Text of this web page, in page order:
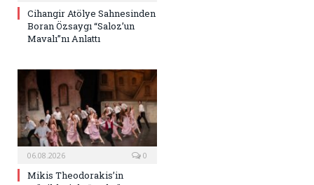
Cihangir Atölye Sahnesinden
Boran Özsaygı “Saloz’un
Mavalı”nı Anlattı
06.08.2026 0
Mikis Theodorakis’in